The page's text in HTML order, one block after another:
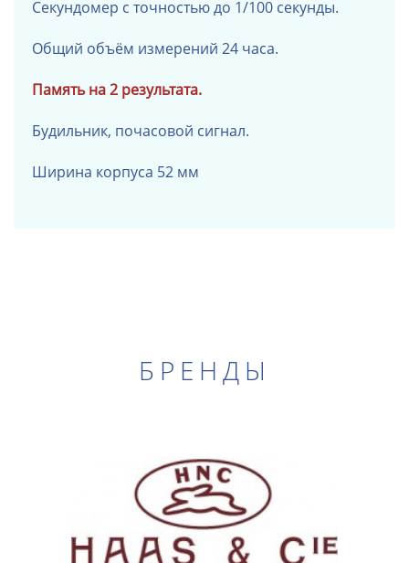
Секундомер с точностью до 1/100 секунды.
Общий объём измерений 24 часа.
Память на 2 результата.
Будильник, почасовой сигнал.
Ширина корпуса 52 мм
БРЕНДЫ